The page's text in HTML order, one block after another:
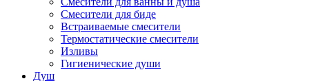
Смесители для биде
Встраиваемые смесители
Термостатические смесители
Изливы
Гигиенические души
Душ